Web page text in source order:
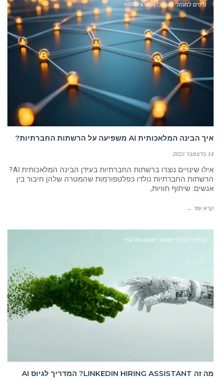
טיפים למנהלי משאבי אנוש גיוס HR
איך הבינה המלאכותית AI משפיעה על הרשתות החברתיות?
14 בדצמבר 2025
אילו שינויים נוצרו ברשתות החברתיות בעידן הבינה המלאכותית AI?
הרשתות החברתיות נולדו כפלטפורמות שהמטרה שלהן חיבור בין
אנשים: שיתוף חוויות,
קרא עוד ←
טיפים למנהלי משאבי אנוש גיוס HR
מה זה LINKEDIN HIRING ASSISTANT? המדריך לגיוס AI